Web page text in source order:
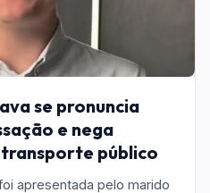
se pronuncia
e nega
público
apresentada pelo marido